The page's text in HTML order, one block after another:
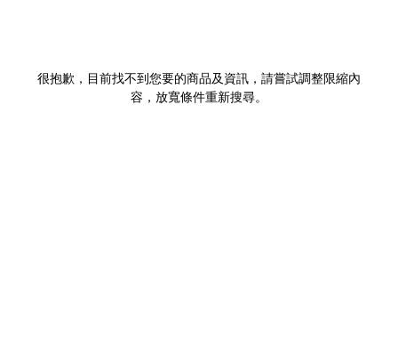
很抱歉，目前找不到您要的商品及資訊，請嘗試調整限縮內
容，放寬條件重新搜尋。